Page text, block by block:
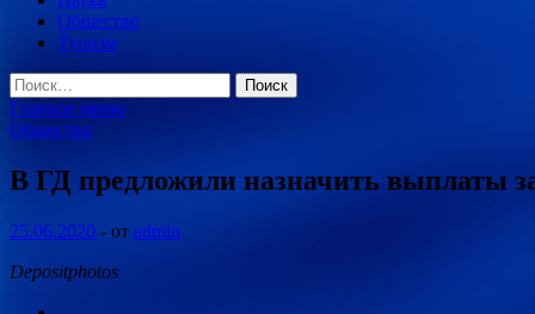
Общество
Туризм
Найти:
Главное меню
Общество
В ГД предложили назначить выплаты
25.06.2020 - от admin
Depositphotos